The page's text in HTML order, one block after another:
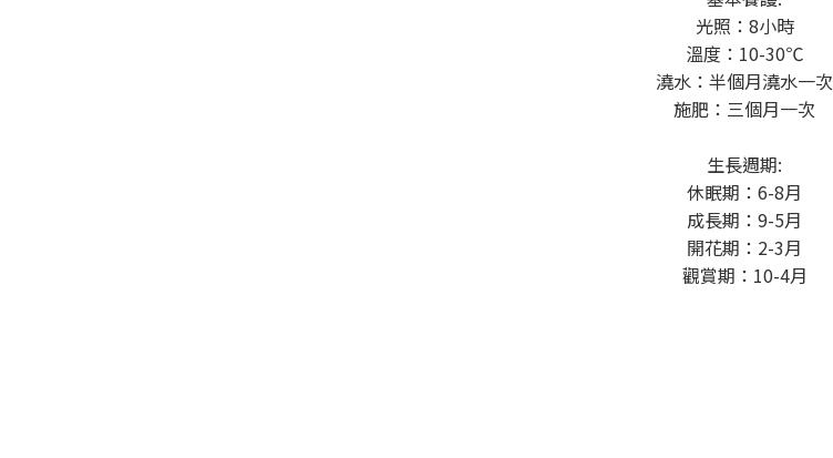
光照：8小時
溫度：10-30℃
澆水：半個月澆水一次
施肥：三個月一次
生長週期:
休眠期：6-8月
成長期：9-5月
開花期：2-3月
觀賞期：10-4月